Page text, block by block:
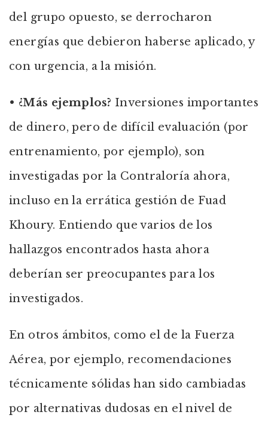
del grupo opuesto, se derrocharon
energías que debieron haberse aplicado, y
con urgencia, a la misión.
• ¿Más ejemplos? Inversiones importantes
de dinero, pero de difícil evaluación (por
entrenamiento, por ejemplo), son
investigadas por la Contraloría ahora,
incluso en la errática gestión de Fuad
Khoury. Entiendo que varios de los
hallazgos encontrados hasta ahora
deberían ser preocupantes para los
investigados.
En otros ámbitos, como el de la Fuerza
Aérea, por ejemplo, recomendaciones
técnicamente sólidas han sido cambiadas
por alternativas dudosas en el nivel de